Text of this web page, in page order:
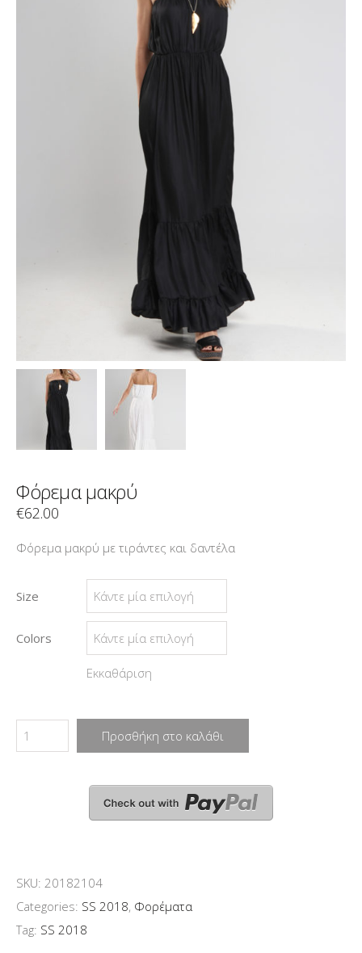
Φόρεμα μακρύ
€62.00
Φόρεμα μακρύ με τιράντες και δαντέλα
Size
Colors
Εκκαθάριση
Προσθήκη στο καλάθι
SKU: 20182104
Categories: SS 2018, Φορέματα
Tag: SS 2018